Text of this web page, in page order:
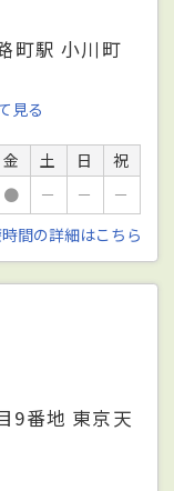
町駅 小川町
見る
金 土 日
祝
● － －
－
間の詳細はこちら
9番地 東京天